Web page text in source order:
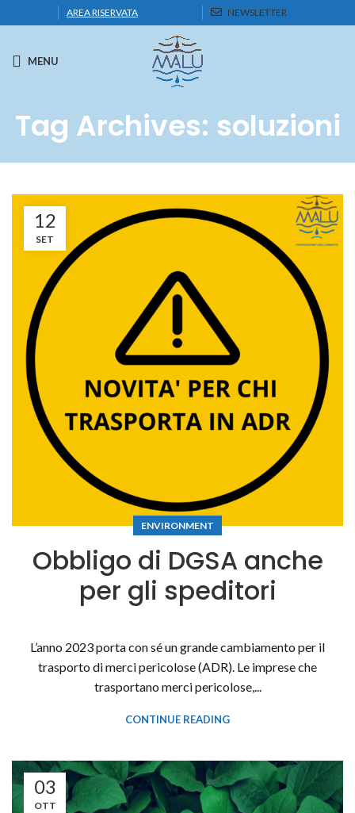
AREA RISERVATA NEWSLETTER
MENU
Tag Archives: soluzioni
12
SET
ENVIRONMENT
Obbligo di DGSA anche
per gli speditori
L’anno 2023 porta con sé un grande cambiamento per il
trasporto di merci pericolose (ADR). Le imprese che
trasportano merci pericolose,...
CONTINUE READING
03
OTT